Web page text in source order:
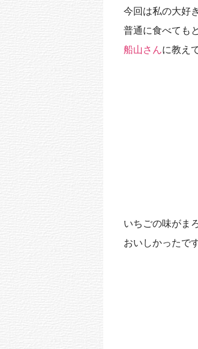
今回は私の大好
普通に食べても
船山さんに教え
いちごの味がま
おいしかったで